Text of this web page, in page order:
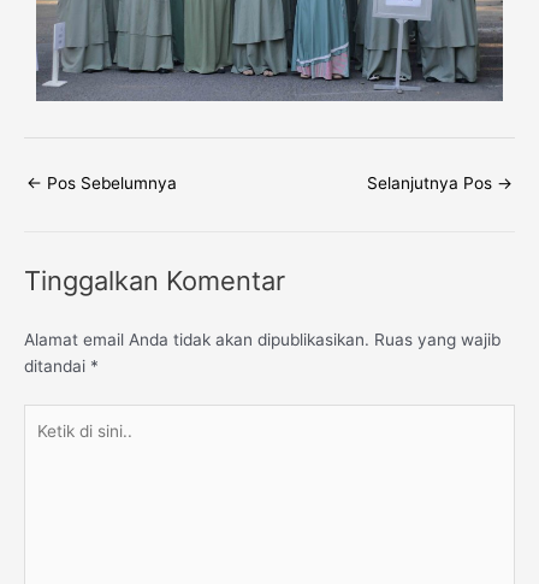
← Pos Sebelumnya Selanjutnya Pos →
Tinggalkan Komentar
Alamat email Anda tidak akan dipublikasikan. Ruas yang wajib
ditandai *